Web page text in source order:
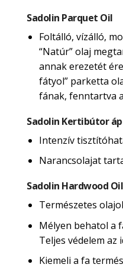
Sadolin Parquet Oil
Foltálló, vízálló,
“Natúr” olaj
annak erezetét
fátyol” parketta
fának, fenntartva
Sadolin Kertibútor
Intenzív
Narancsolajat
Sadolin Hardwood Oil
Természetes
Mélyen behatol a
Teljes védelem az
Kiemeli a fa